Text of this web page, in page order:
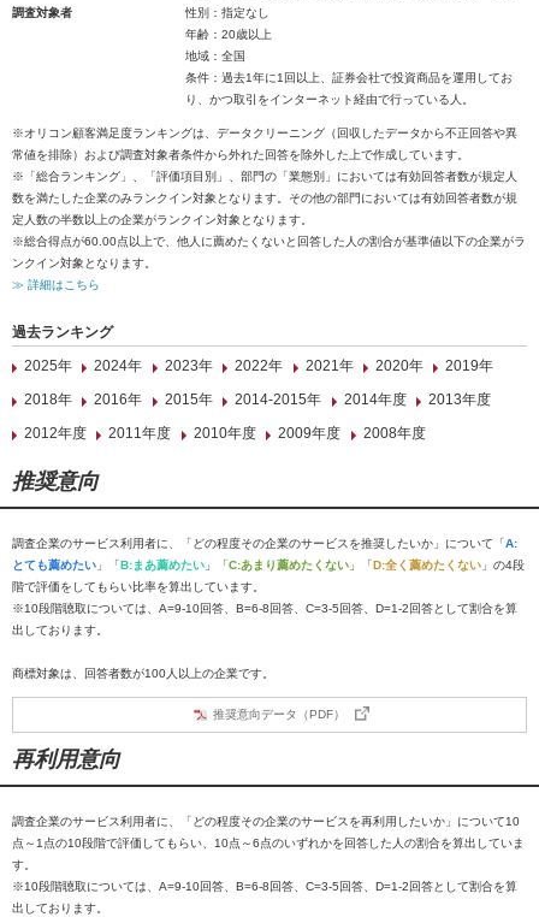
調査対象者
性別：指定なし
年齢：20歳以上
地域：全国
条件：過去1年に1回以上、証券会社で投資商品を運用してお
り、かつ取引をインターネット経由で行っている人。
※オリコン顧客満足度ランキングは、データクリーニング（回収したデータから不正回答や異
常値を排除）および調査対象者条件から外れた回答を除外した上で作成しています。
※「総合ランキング」、「評価項目別」、部門の「業態別」においては有効回答者数が規定人
数を満たした企業のみランクイン対象となります。その他の部門においては有効回答者数が規
定人数の半数以上の企業がランクイン対象となります。
※総合得点が60.00点以上で、他人に薦めたくないと回答した人の割合が基準値以下の企業がラ
ンクイン対象となります。
≫ 詳細はこちら
過去ランキング
2025年
2024年 2023年 2022年 2021年 2020年
2019年
2018年
2016年 2015年 2014-2015年 2014年度
2013年度
2012年度
2011年度 2010年度 2009年度 2008年度
推奨意向
調査企業のサービス利用者に、「どの程度その企業のサービスを推奨したいか」について「A:
とても薦めたい 」「B:まあ薦めたい 」「C:あまり薦めたくない 」「D:全く薦めたくない 」の4段
階で評価をしてもらい比率を算出しています。
※10段階聴取については、A=9-10回答、B=6-8回答、C=3-5回答、D=1-2回答として割合を算
出しております。
商標対象は、回答者数が100人以上の企業です。
推奨意向データ（PDF）
再利用意向
調査企業のサービス利用者に、「どの程度その企業のサービスを再利用したいか」について10
点～1点の10段階で評価してもらい、10点～6点のいずれかを回答した人の割合を算出していま
す。
※10段階聴取については、A=9-10回答、B=6-8回答、C=3-5回答、D=1-2回答として割合を算
出しております。